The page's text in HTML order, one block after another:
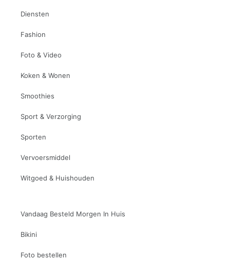
Diensten
Fashion
Foto & Video
Koken & Wonen
Smoothies
Sport & Verzorging
Sporten
Vervoersmiddel
Witgoed & Huishouden
Vandaag Besteld Morgen In Huis
Bikini
Foto bestellen